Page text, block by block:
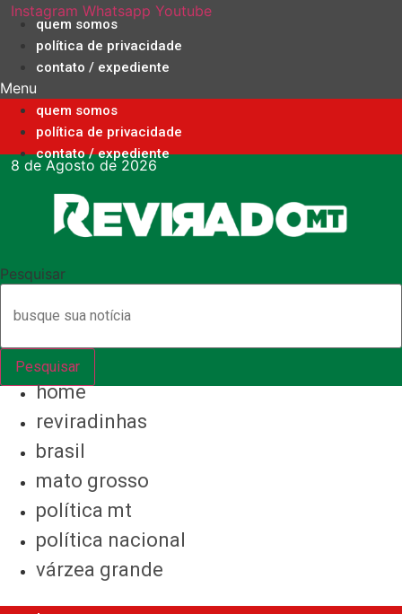
conteúdo
Instagram Whatsapp Youtube
quem somos
política de privacidade
contato / expediente
Menu
quem somos
política de privacidade
contato / expediente
8 de Agosto de 2026
Pesquisar
Pesquisar
home
reviradinhas
brasil
mato grosso
política mt
política nacional
várzea grande